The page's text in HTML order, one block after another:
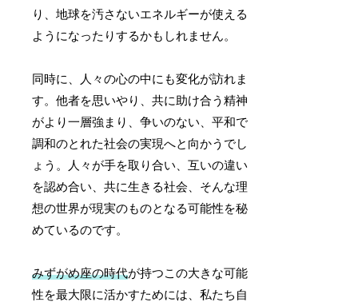
り、地球を汚さないエネルギーが使える
ようになったりするかもしれません。
同時に、人々の心の中にも変化が訪れま
す。他者を思いやり、共に助け合う精神
がより一層強まり、争いのない、平和で
調和のとれた社会の実現へと向かうでし
ょう。人々が手を取り合い、互いの違い
を認め合い、共に生きる社会、そんな理
想の世界が現実のものとなる可能性を秘
めているのです。
みずがめ座の時代が持つこの大きな可能
性を最大限に活かすためには、私たち自